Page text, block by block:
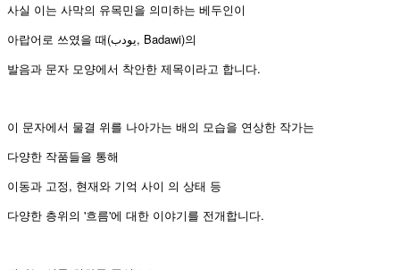
사실 이는 사막의 유목민을 의미하는 베두인이
아랍어로 쓰였을 때(يودب, Badawi)의
발음과 문자 모양에서 착안한 제목이라고 합니다.
이 문자에서 물결 위를 나아가는 배의 모습을 연상한 작가는
다양한 작품들을 통해
이동과 고정, 현재와 기억 사이 의 상태 등
다양한 층위의 '흐름'에 대한 이야기를 전개합니다.